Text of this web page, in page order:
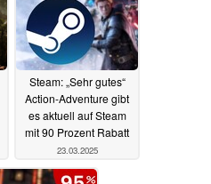
Steam: „Sehr gutes“
Action-Adventure gibt
es aktuell auf Steam
mit 90 Prozent Rabatt
23.03.2025